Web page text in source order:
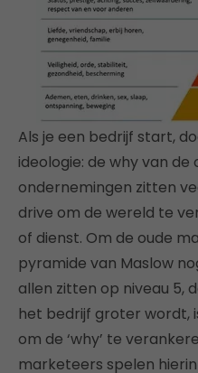
Als je een bedrijf start,
ideologie: de why van de
ondernemingen zitten
drive om de wereld te
of dienst. Om de oude
pyramide van Maslow
allen zitten op niveau 5,
het bedrijf groter wordt,
om de ‘why’ te
marketeers spelen